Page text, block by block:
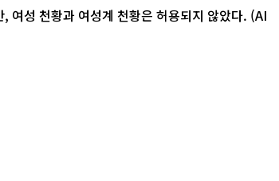
여성 천황과 여성계 천황은 허용되지 않았다. (AI